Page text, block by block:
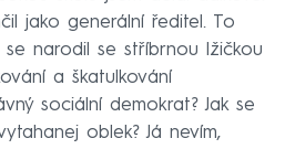
jako generální ředitel. To
narodil se stříbrnou lžičkou
a škatulkování
sociální demokrat? Jak se
oblek? Já nevím,